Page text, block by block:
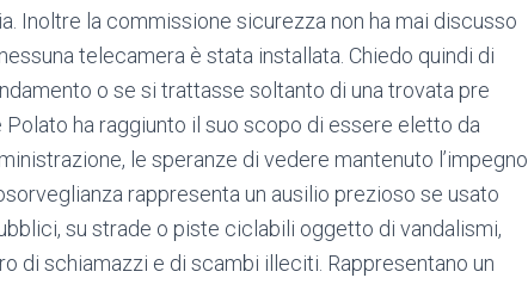
Inoltre la commissione sicurezza non ha mai discusso
telecamera è stata installata. Chiedo quindi di
o se si trattasse soltanto di una trovata pre
Polato ha raggiunto il suo scopo di essere eletto da
le speranze di vedere mantenuto l’impegno
rappresenta un ausilio prezioso se usato
su strade o piste ciclabili oggetto di vandalismi,
di schiamazzi e di scambi illeciti. Rappresentano un